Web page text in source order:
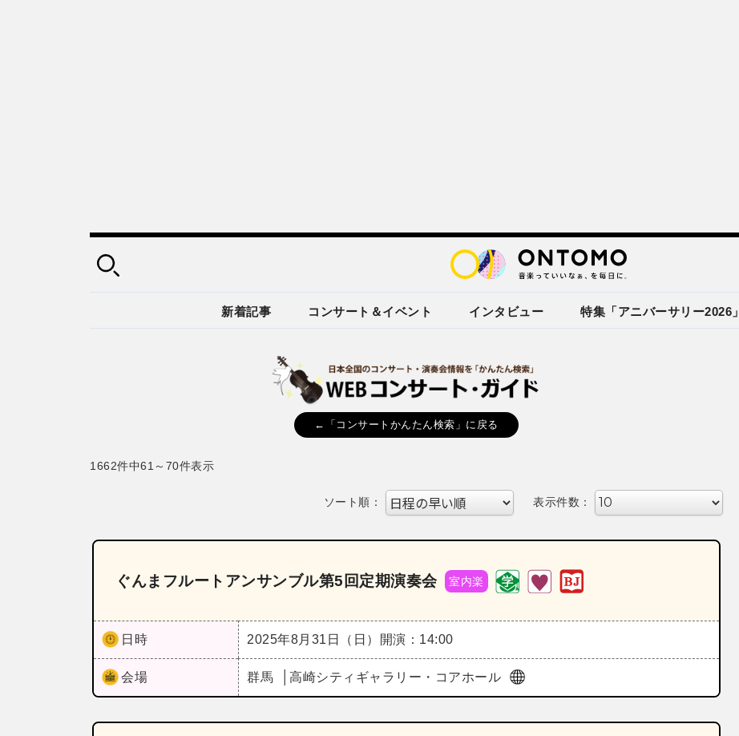
新着記事 コンサート＆イベント インタビュー 特集「アニバーサリー2026」
←「コンサートかんたん検索」に戻る
1662件中61～70件表示
ソート順： 表示件数：
ぐんまフルートアンサンブル第5回定期演奏会 室内楽
日時 2025年8月31日（日） 開演：14:00
会場 群馬 高崎シティギャラリー・コアホール